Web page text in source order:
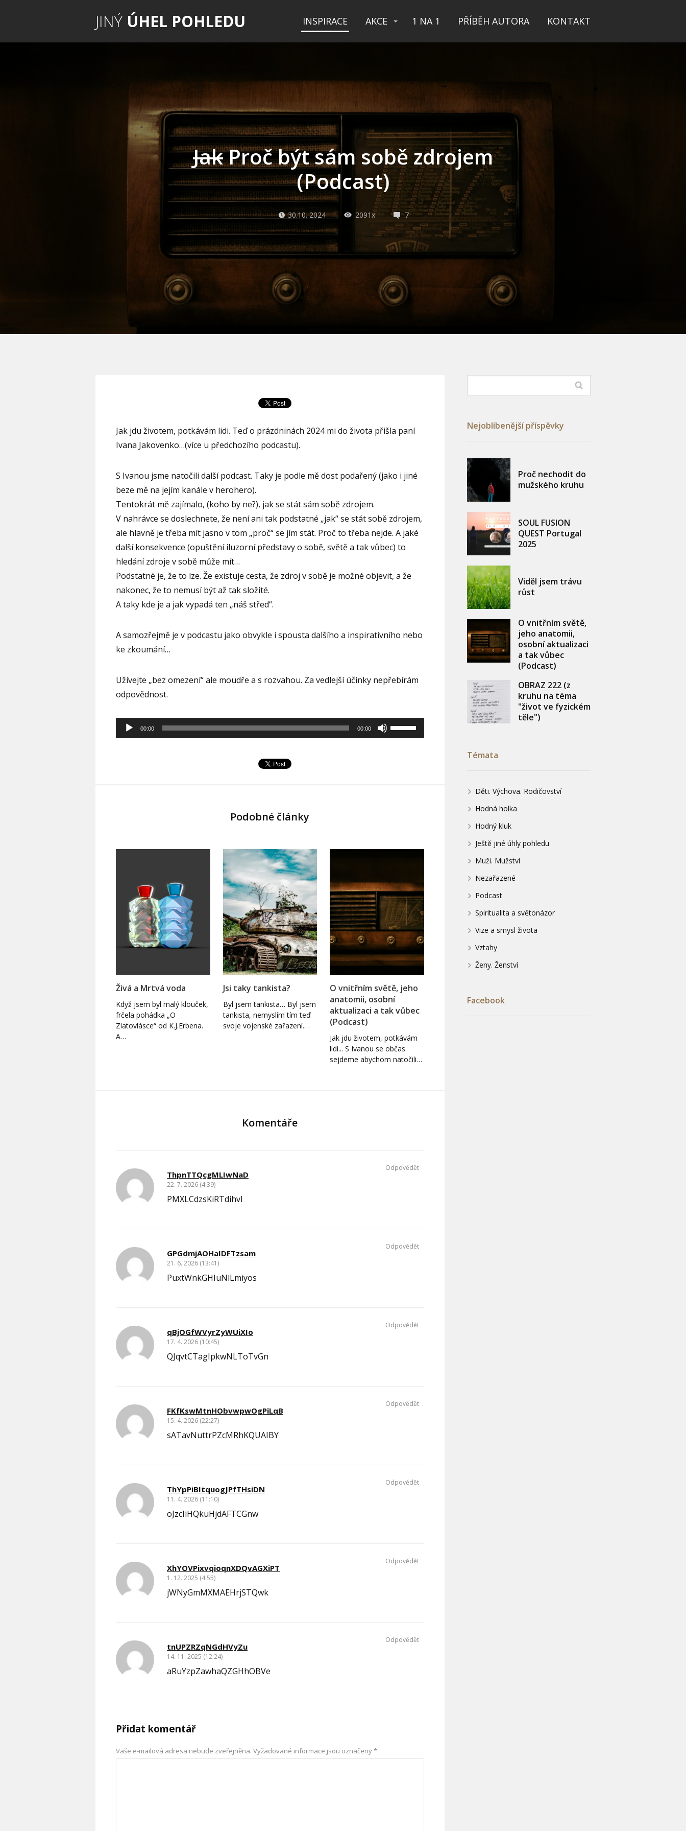
JINÝ ÚHEL POHLEDU INSPIRACE AKCE 1 NA 1 PŘÍBĚH AUTORA KONTAKT
JakProč být sám sobě zdrojem
(Podcast)
30.10. 2024 2091x 7
Jak jdu životem, potkávám lidi. Teď o prázdninách 2024 mi do života přišla paní
Ivana Jakovenko…(více u předchozího podcastu).
S Ivanou jsme natočili další podcast. Taky je podle mě dost podařený (jako i jiné
beze mě na jejím kanále v herohero).
Tentokrát mě zajímalo, (koho by ne?), jak se stát sám sobě zdrojem.
V nahrávce se doslechnete, že není ani tak podstatné „jak“ se stát sobě zdrojem,
ale hlavně je třeba mít jasno v tom „proč“ se jím stát. Proč to třeba nejde. A jaké
další konsekvence (opuštění iluzorní představy o sobě, světě a tak vůbec) to
hledání zdroje v sobě může mít…
Podstatné je, že to lze. Že existuje cesta, že zdroj v sobě je možné objevit, a že
nakonec, že to nemusí být až tak složité.
A taky kde je a jak vypadá ten „náš střed“.
A samozřejmě je v podcastu jako obvykle i spousta dalšího a inspirativního nebo
ke zkoumání…
Užívejte „bez omezení“ ale moudře a s rozvahou. Za vedlejší účinky nepřebírám
odpovědnost.
Audio
přehrávač
00:00 00:00
Použitím
šipek
Podobné články
Živá a Mrtvá voda
Když jsem byl malý klouček,
frčela pohádka „O
Zlatovlásce“ od K.J.Erbena.
A…
Jsi taky tankista?
Byl jsem tankista… Byl jsem
tankista, nemyslím tím teď
svoje vojenské zařazení.…
O vnitřním světě, jeho
anatomii, osobní
aktualizaci a tak vůbec
(Podcast)
Jak jdu životem, potkávám
lidi... S Ivanou se občas
sejdeme abychom natočili…
Komentáře
ThpnTTQcgMLIwNaD
22. 7. 2026 (4:39)
PMXLCdzsKiRTdihvl
Odpovědět
GPGdmjAOHaIDFTzsam
21. 6. 2026 (13:41)
PuxtWnkGHIuNlLmiyos
Odpovědět
qBjOGfWVyrZyWUiXIo
17. 4. 2026 (10:45)
QJqvtCTagIpkwNLToTvGn
Odpovědět
FKfKswMtnHObvwpwOgPiLqB
15. 4. 2026 (22:27)
sATavNuttrPZcMRhKQUAIBY
Odpovědět
ThYpPiBItquogJPfTHsiDN
11. 4. 2026 (11:10)
oJzcIiHQkuHjdAFTCGnw
Odpovědět
XhYOVPixvqioqnXDQvAGXiPT
1. 12. 2025 (4:55)
jWNyGmMXMAEHrjSTQwk
Odpovědět
tnUPZRZqNGdHVyZu
14. 11. 2025 (12:24)
aRuYzpZawhaQZGHhOBVe
Odpovědět
Přidat komentář
Vaše e-mailová adresa nebude zveřejněna. Vyžadované informace jsou označeny*
Nejoblíbenější příspěvky
Proč nechodit do
mužského kruhu
SOUL FUSION
QUEST Portugal
2025
Viděl jsem trávu
růst
O vnitřním světě,
jeho anatomii,
osobní aktualizaci
a tak vůbec
(Podcast)
OBRAZ 222 (z
kruhu na téma
"život ve fyzickém
těle")
Témata
Děti. Výchova. Rodičovství
Hodná holka
Hodný kluk
Ještě jiné úhly pohledu
Muži. Mužství
Nezařazené
Podcast
Spiritualita a světonázor
Vize a smysl života
Vztahy
Ženy. Ženství
Facebook